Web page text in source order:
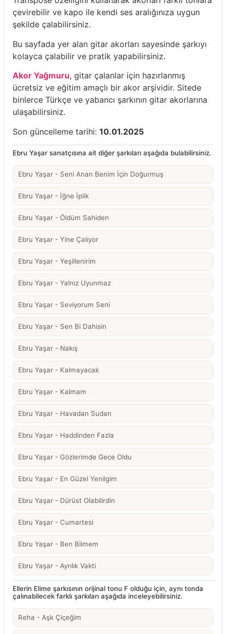
çevirebilir ve kapo ile kendi ses aralığınıza uygun
şekilde çalabilirsiniz.
Bu sayfada yer alan gitar akorları sayesinde şarkıyı
kolayca çalabilir ve pratik yapabilirsiniz.
Akor Yağmuru, gitar çalanlar için hazırlanmış
ücretsiz ve eğitim amaçlı bir akor arşividir. Sitede
binlerce Türkçe ve yabancı şarkının gitar akorlarına
ulaşabilirsiniz.
Son güncelleme tarihi: 10.01.2025
Ebru Yaşar sanatçısına ait diğer şarkıları aşağıda bulabilirsiniz.
Ebru Yaşar - Seni Anan Benim İçin Doğurmuş
Ebru Yaşar - İğne İplik
Ebru Yaşar - Öldüm Sahiden
Ebru Yaşar - Yine Çalıyor
Ebru Yaşar - Yeşillenirim
Ebru Yaşar - Yalnız Uyunmaz
Ebru Yaşar - Seviyorum Seni
Ebru Yaşar - Sen Bi Dahisin
Ebru Yaşar - Nakış
Ebru Yaşar - Kalmayacak
Ebru Yaşar - Kalmam
Ebru Yaşar - Havadan Sudan
Ebru Yaşar - Haddinden Fazla
Ebru Yaşar - Gözlerimde Gece Oldu
Ebru Yaşar - En Güzel Yenilgim
Ebru Yaşar - Dürüst Olabilirdin
Ebru Yaşar - Cumartesi
Ebru Yaşar - Ben Bilmem
Ebru Yaşar - Ayrılık Vakti
Ellerin Elime şarkısının orijinal tonu F olduğu için, aynı tonda
çalınabilecek farklı şarkıları aşağıda inceleyebilirsiniz.
Reha - Aşk Çiçeğim